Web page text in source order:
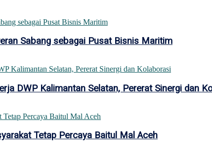
Sabang sebagai Pusat Bisnis Maritim
DWP Kalimantan Selatan, Pererat Sinergi dan
Tetap Percaya Baitul Mal Aceh